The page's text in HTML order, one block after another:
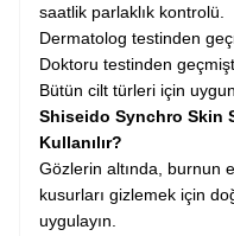
saatlik parlaklık kontrolü.
Dermatolog testinden
Doktoru testinden
Bütün cilt türleri için
Shiseido Synchro Skin
Kullanılır?
Gözlerin altında, burnun
kusurları gizlemek için
uygulayın.